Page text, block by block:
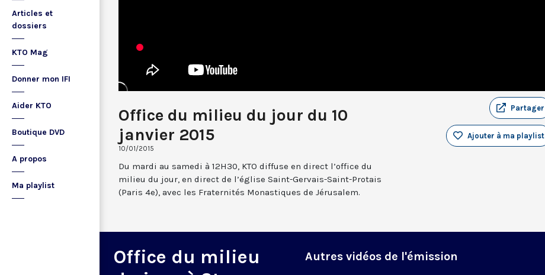
Articles et
dossiers
KTO Mag
Donner mon IFI
Aider KTO
Boutique DVD
A propos
Ma playlist
Office du milieu du jour du 10
janvier 2015
10/01/2015
Partager
Ajouter à ma playlist
Du mardi au samedi à 12H30, KTO diffuse en direct l’office du
milieu du jour, en direct de l’église Saint-Gervais-Saint-Protais
(Paris 4e), avec les Fraternités Monastiques de Jérusalem.
Office du milieu
Autres vidéos de l'émission